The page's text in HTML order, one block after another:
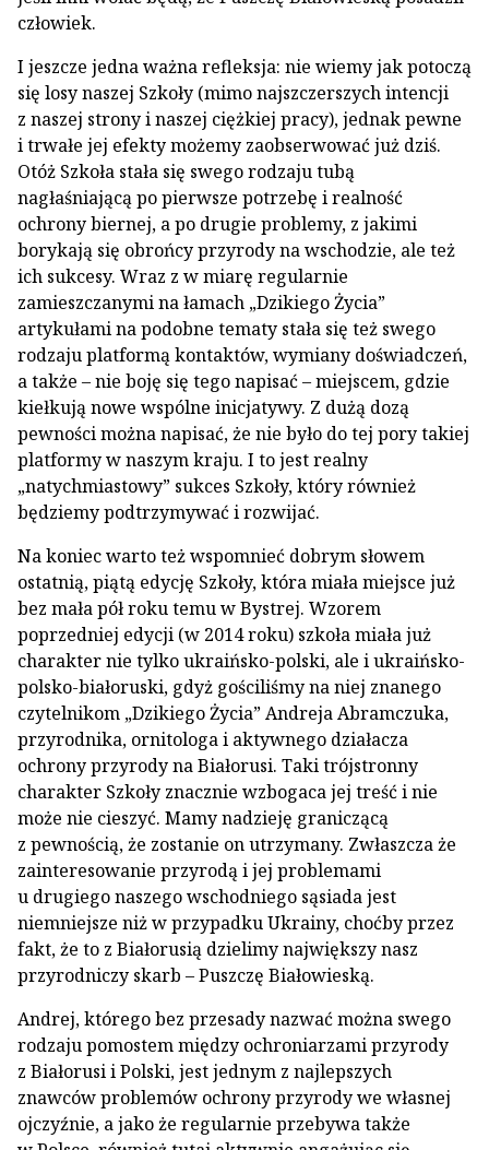
człowiek.
I jeszcze jedna ważna refleksja: nie wiemy jak potoczą
się losy naszej Szkoły (mimo najszczerszych intencji
z naszej strony i naszej ciężkiej pracy), jednak pewne
i trwałe jej efekty możemy zaobserwować już dziś.
Otóż Szkoła stała się swego rodzaju tubą
nagłaśniającą po pierwsze potrzebę i realność
ochrony biernej, a po drugie problemy, z jakimi
borykają się obrońcy przyrody na wschodzie, ale też
ich sukcesy. Wraz z w miarę regularnie
zamieszczanymi na łamach „Dzikiego Życia”
artykułami na podobne tematy stała się też swego
rodzaju platformą kontaktów, wymiany doświadczeń,
a także – nie boję się tego napisać – miejscem, gdzie
kiełkują nowe wspólne inicjatywy. Z dużą dozą
pewności można napisać, że nie było do tej pory takiej
platformy w naszym kraju. I to jest realny
„natychmiastowy” sukces Szkoły, który również
będziemy podtrzymywać i rozwijać.
Na koniec warto też wspomnieć dobrym słowem
ostatnią, piątą edycję Szkoły, która miała miejsce już
bez mała pół roku temu w Bystrej. Wzorem
poprzedniej edycji (w 2014 roku) szkoła miała już
charakter nie tylko ukraińsko-polski, ale i ukraińsko-
polsko-białoruski, gdyż gościliśmy na niej znanego
czytelnikom „Dzikiego Życia” Andreja Abramczuka,
przyrodnika, ornitologa i aktywnego działacza
ochrony przyrody na Białorusi. Taki trójstronny
charakter Szkoły znacznie wzbogaca jej treść i nie
może nie cieszyć. Mamy nadzieję graniczącą
z pewnością, że zostanie on utrzymany. Zwłaszcza że
zainteresowanie przyrodą i jej problemami
u drugiego naszego wschodniego sąsiada jest
niemniejsze niż w przypadku Ukrainy, choćby przez
fakt, że to z Białorusią dzielimy największy nasz
przyrodniczy skarb – Puszczę Białowieską.
Andrej, którego bez przesady nazwać można swego
rodzaju pomostem między ochroniarzami przyrody
z Białorusi i Polski, jest jednym z najlepszych
znawców problemów ochrony przyrody we własnej
ojczyźnie, a jako że regularnie przebywa także